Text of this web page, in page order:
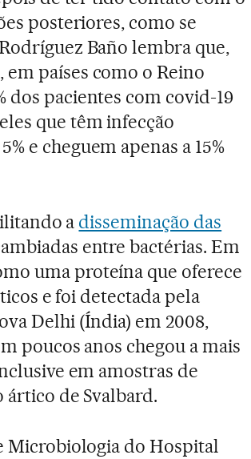
posteriores, como se
Baño lembra que,
, em países como o Reino
dos pacientes com covid-19
que têm infecção
e cheguem apenas a 15%
a disseminação das
entre bactérias. Em
uma proteína que oferece
e foi detectada pela
Delhi (Índia) em 2008,
poucos anos chegou a mais
em amostras de
de Svalbard.
Microbiologia do Hospital